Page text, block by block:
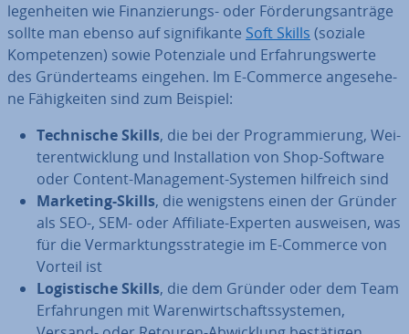
le­gen­hei­ten wie Fi­nan­zie­rungs- oder För­de­rungs­an­trä­ge
sollte man ebenso auf si­gni­fi­kan­te Soft Skills (soziale
Kom­pe­ten­zen) sowie Po­ten­zia­le und Er­fah­rungs­wer­te
des Grün­der­teams eingehen. Im E-Commerce an­ge­se­he­
ne Fä­hig­kei­ten sind zum Beispiel:
Tech­ni­sche Skills, die bei der Pro­gram­mie­rung, Wei­
ter­ent­wick­lung und In­stal­la­ti­on von Shop-Software
oder Content-Ma­nage­ment-Systemen hilfreich sind
Marketing-Skills, die we­nigs­tens einen der Gründer
als SEO-, SEM- oder Affiliate-Experten ausweisen, was
für die Ver­mark­tungs­stra­te­gie im E-Commerce von
Vorteil ist
Lo­gis­ti­sche Skills, die dem Gründer oder dem Team
Er­fah­run­gen mit Wa­ren­wirt­schafts­sys­te­men,